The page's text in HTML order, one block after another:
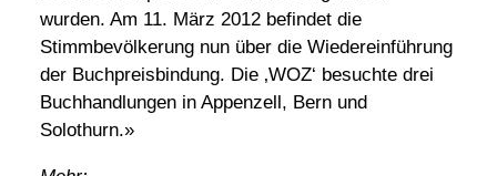
wurden. Am 11. März 2012 befindet die
Stimmbevölkerung nun über die Wiedereinführung
der Buchpreisbindung. Die ‚WOZ‘ besuchte drei
Buchhandlungen in Appenzell, Bern und
Solothurn.»